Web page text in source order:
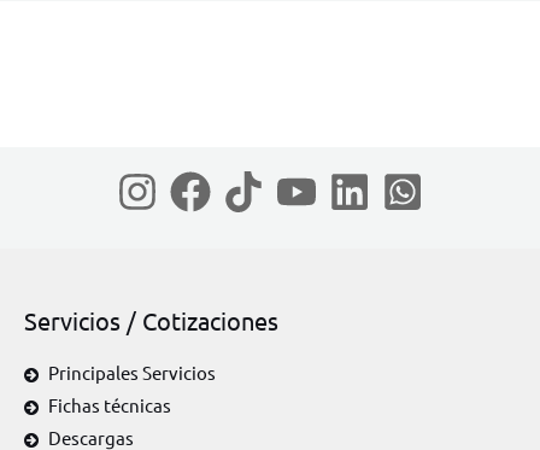
Servicios / Cotizaciones
Principales Servicios
Fichas técnicas
Descargas